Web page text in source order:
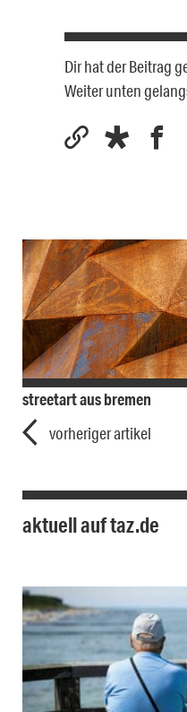
Dir hat der Beitrag
Weiter unten
streetart aus bremen
vorheriger artikel
aktuell auf taz.de